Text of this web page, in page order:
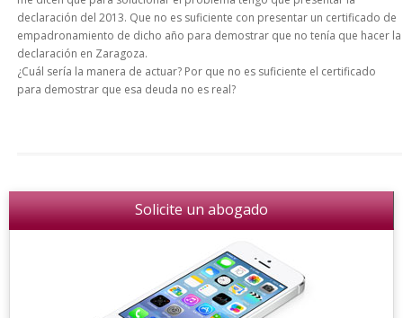
declaración del 2013. Que no es suficiente con presentar un certificado de
empadronamiento de dicho año para demostrar que no tenía que hacer la
declaración en Zaragoza.
¿Cuál sería la manera de actuar? Por que no es suficiente el certificado
para demostrar que esa deuda no es real?
Solicite un abogado